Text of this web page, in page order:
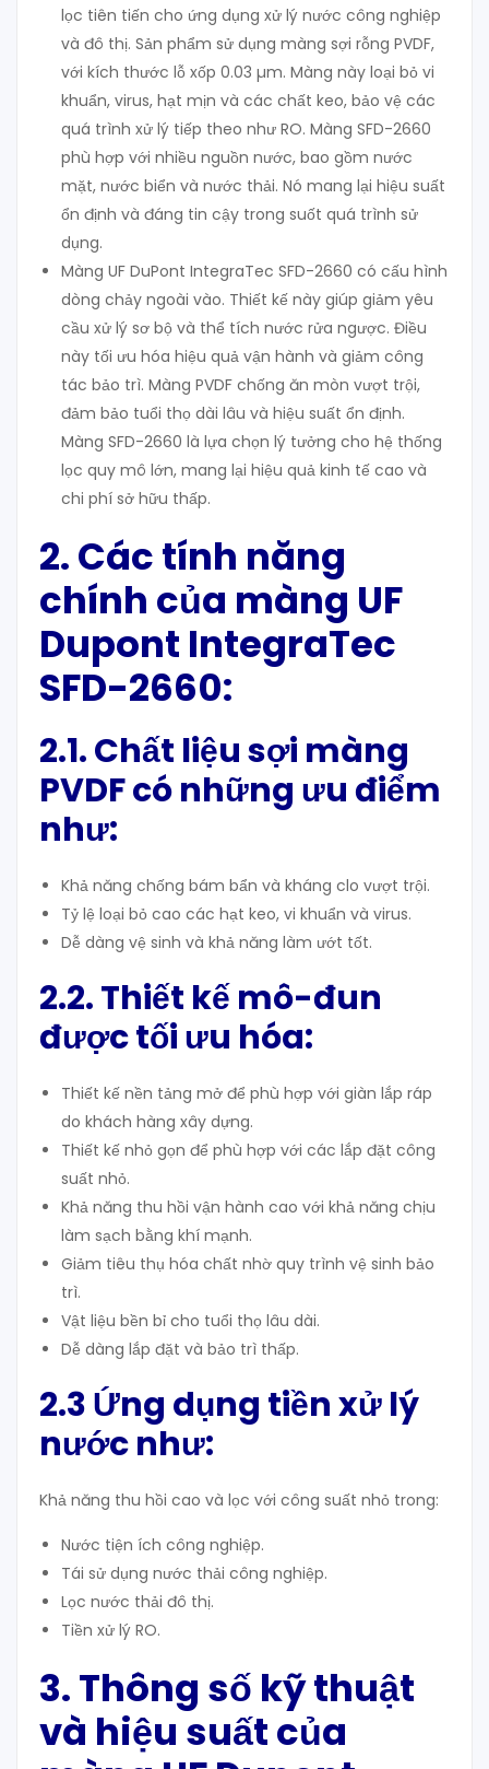
lọc tiên tiến cho ứng dụng xử lý nước công nghiệp
và đô thị. Sản phẩm sử dụng màng sợi rỗng PVDF,
với kích thước lỗ xốp 0.03 µm. Màng này loại bỏ vi
khuẩn, virus, hạt mịn và các chất keo, bảo vệ các
quá trình xử lý tiếp theo như RO. Màng SFD-2660
phù hợp với nhiều nguồn nước, bao gồm nước
mặt, nước biển và nước thải. Nó mang lại hiệu suất
ổn định và đáng tin cậy trong suốt quá trình sử
dụng.
Màng UF DuPont IntegraTec SFD-2660 có cấu hình
dòng chảy ngoài vào. Thiết kế này giúp giảm yêu
cầu xử lý sơ bộ và thể tích nước rửa ngược. Điều
này tối ưu hóa hiệu quả vận hành và giảm công
tác bảo trì. Màng PVDF chống ăn mòn vượt trội,
đảm bảo tuổi thọ dài lâu và hiệu suất ổn định.
Màng SFD-2660 là lựa chọn lý tưởng cho hệ thống
lọc quy mô lớn, mang lại hiệu quả kinh tế cao và
chi phí sở hữu thấp.
2. Các tính năng
chính của màng UF
Dupont IntegraTec
SFD-2660:
2.1. Chất liệu sợi màng
PVDF cónhững ưu điểm
như:
Khả năng chống bám bẩn và kháng clo vượt trội.
Tỷ lệ loại bỏ cao các hạt keo, vi khuẩn và virus.
Dễ dàng vệ sinh và khả năng làm ướt tốt.
2.2. Thiết kế mô-đun
được tối ưu hóa:
Thiết kế nền tảng mở để phù hợp với giàn lắp ráp
do khách hàng xây dựng.
Thiết kế nhỏ gọn để phù hợp với các lắp đặt công
suất nhỏ.
Khả năng thu hồi vận hành cao với khả năng chịu
làm sạch bằng khí mạnh.
Giảm tiêu thụ hóa chất nhờ quy trình vệ sinh bảo
trì.
Vật liệu bền bỉ cho tuổi thọ lâu dài.
Dễ dàng lắp đặt và bảo trì thấp.
2.3 Ứng dụng tiền xử lý
nước như:
Khả năng thu hồi cao và lọc với công suất nhỏ trong:
Nước tiện ích công nghiệp.
Tái sử dụng nước thải công nghiệp.
Lọc nước thải đô thị.
Tiền xử lý RO.
3. Thông số kỹ thuật
và hiệu suất của